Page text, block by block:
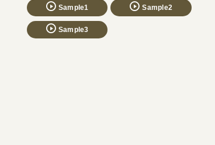
Sample1 Sample2
Sample3